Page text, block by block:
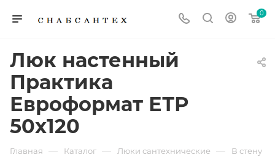
0
Люк настенный
Практика
Евроформат ЕТР
50x120
Главная — Каталог — Люки сантехнические — В стену